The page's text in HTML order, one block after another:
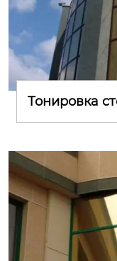
Тонировка